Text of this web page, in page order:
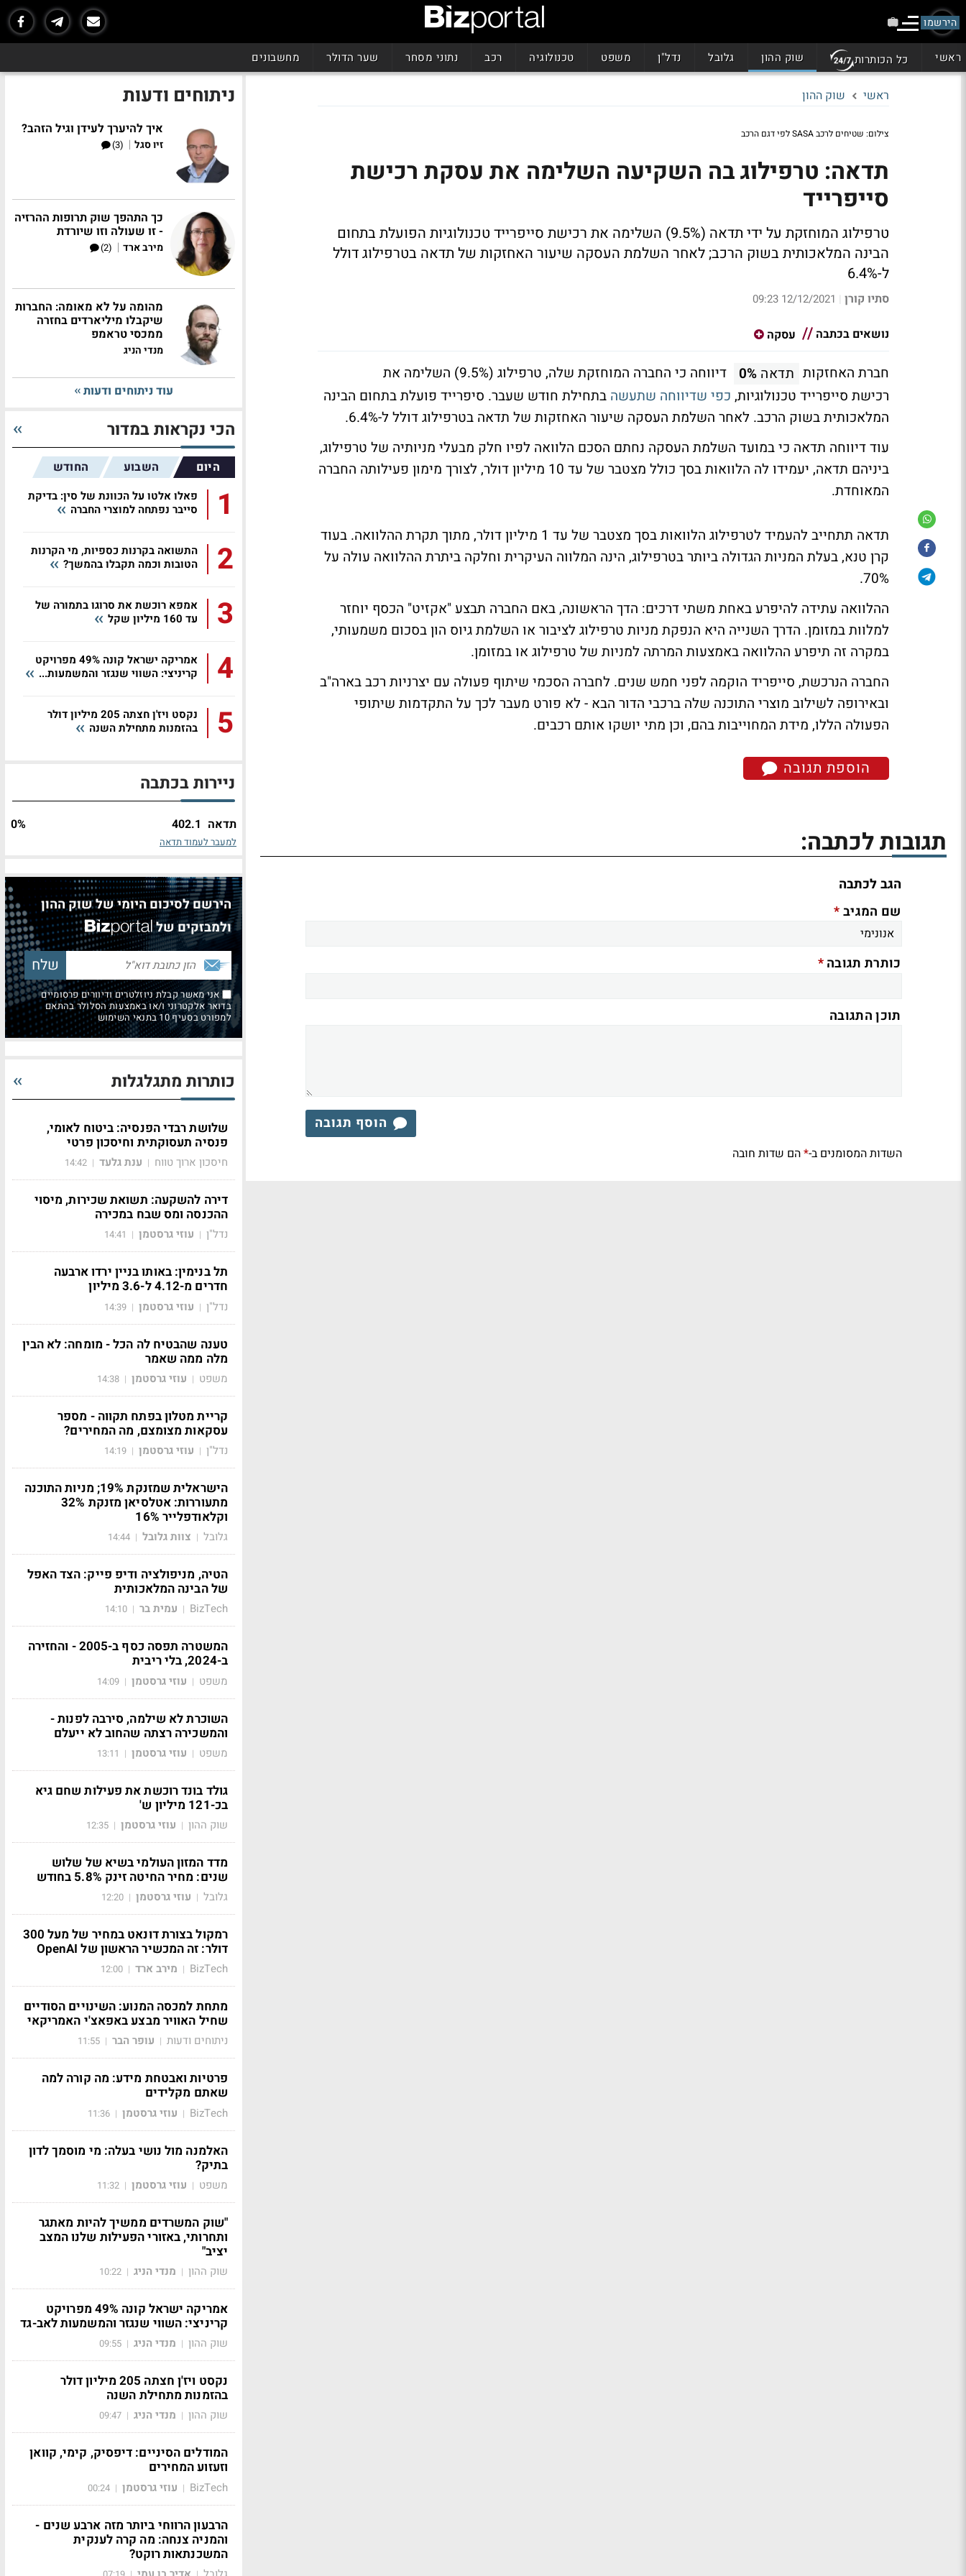
הירשמו
ראשי כל הכותרות שוק ההון גלובל נדל"ן משפט טכנולוגיה רכב נתוני מסחר שער הדולר מחשבונים
ראשי שוק ההון
צילום: שטיחים לרכב SASA לפי דגם הרכב
תדאה: טרפילוג בה השקיעה השלימה את עסקת רכישת
סייפרייד
טרפילוג המוחזקת על ידי תדאה (9.5%) השלימה את רכישת סייפרייד טכנולוגיות הפועלת בתחום
הבינה המלאכותית בשוק הרכב; לאחר השלמת העסקה שיעור האחזקות של תדאה בטרפילוג דולל
ל-6.4%
סתיו קורן |
12/12/2021 09:23
נושאים בכתבה עסקה
חברת האחזקות תדאה 0%
דיווחה כי החברה המוחזקת שלה, טרפילוג (9.5%) השלימה את
רכישת סייפרייד טכנולוגיות, כפי שדיווחה שתעשה בתחילת חודש שעבר. סיפרייד פועלת בתחום הבינה
המלאכותית בשוק הרכב. לאחר השלמת העסקה שיעור האחזקות של תדאה בטרפילוג דולל ל-6.4%.
עוד דיווחה תדאה כי במועד השלמת העסקה נחתם הסכם הלוואה לפיו חלק מבעלי מניותיה של טרפילוג,
ביניהם תדאה, יעמידו לה הלוואות בסך כולל מצטבר של עד 10 מיליון דולר, לצורך מימון פעילותה החברה
המאוחדת.
תדאה תתחייב להעמיד לטרפילוג הלוואות בסך מצטבר של עד 1 מיליון דולר, מתוך תקרת ההלוואה. בעוד
קרן טנא, בעלת המניות הגדולה ביותר בטרפילוג, הינה המלווה העיקרית וחלקה ביתרת ההלוואה עולה על
70%.
ההלוואה עתידה להיפרע באחת משתי דרכים: הדך הראשונה, באם החברה תבצע "אקזיט" הכסף יוחזר
למלוות במזומן. הדרך השנייה היא הנפקת מניות טרפילוג לציבור או השלמת גיוס הון בסכום משמעותי,
במקרה זה תיפרע ההלוואה באמצעות המרתה למניות של טרפילוג או במזומן.
החברה הנרכשת, סייפריד הוקמה לפני חמש שנים. לחברה הסכמי שיתוף פעולה עם יצרניות רכב בארה"ב
ובאירופה לשילוב מוצרי התוכנה שלה ברכבי הדור הבא - לא פורט מעבר לכך על התקדמות שיתופי
הפעולה הללו, מידת המחוייבות בהם, וכן מתי יושקו אותם רכבים.
הוספת תגובה
תגובות לכתבה:
הגב לכתבה
שם המגיב*
כותרת תגובה*
תוכן התגובה
הוסף תגובה
השדות המסומנים ב-*הם שדות חובה
ניתוחים ודעות
איך להיערך לעידן וגיל הזהב?
זיו סגל |
(3)
כך התהפך שוק תרופות ההרזיה
- זו שעולה וזו שיורדת
מירב ארד |
(2)
מהומה על לא מאומה: החברות
שיקבלו מיליארדים בחזרה
ממכסי טראמפ
מנדי הניג
עוד ניתוחים ודעות
הכי נקראות במדור
היום השבוע החודש
1
פאלו אלטו על הכוונת של סין: בדיקת
סייבר נפתחה למוצרי החברה
2
התשואה בקרנות כספיות, מי הקרנות
הטובות וכמה תקבלו בהמשך?
3
אמפא רוכשת את סרוגו בתמורה של
עד 160 מיליון שקל
4
אמריקה ישראל קונה 49% מפרויקט
קריניצי: השווי שנגזר והמשמעות...
5
נקסט ויז'ן חצתה 205 מיליון דולר
בהזמנות מתחילת השנה
ניירות בכתבה
תדאה 402.1
0%
למעבר לעמוד תדאה
הירשם לסיכום היומי של שוק ההון
ולמבזקים של
אני מאשר קבלת ניוזלטרים ודיוורים פרסומיים
בדואר אלקטרוני ו/או באמצעות הסלולר בהתאם
למפורט בסעיף 10 בתנאי השימוש
כותרות מתגלגלות
שלושת רבדי הפנסיה: ביטוח לאומי,
פנסיה תעסוקתית וחיסכון פרטי
חיסכון ארוך טווח | ענת גלעד |
14:42
דירה להשקעה: תשואת שכירות, מיסוי
ההכנסה ומס שבח במכירה
נדל"ן | עוזי גרסטמן |
14:41
תל בנימין: באותו בניין ירדו ארבעה
חדרים מ-4.12 ל-3.6 מיליון
נדל"ן | עוזי גרסטמן |
14:39
טענה שהבטיח לה הכל - מומחה: לא הבין
מלה ממה שאמר
משפט | עוזי גרסטמן |
14:38
קריית מטלון בפתח תקווה - מספר
עסקאות מצומצם, מה המחירים?
נדל"ן | עוזי גרסטמן |
14:19
הישראלית שמזנקת 19%; מניות התוכנה
מתעוררות: אטלסיאן מזנקת 32%
וקלאודפלייר 16%
גלובל | צוות גלובל |
14:44
הטיה, מניפולציה ודיפ פייק: הצד האפל
של הבינה המלאכותית
BizTech
| עמית בר |
14:10
המשטרה תפסה כסף ב-2005 - והחזירה
ב-2024, בלי ריבית
משפט | עוזי גרסטמן |
14:09
השוכרת לא שילמה, סירבה לפנות -
והמשכירה רצתה שהחוב לא ייעלם
משפט | עוזי גרסטמן |
13:11
גולד בונד רוכשת את פעילות שחם גיא
בכ-121 מיליון ש'
שוק ההון | עוזי גרסטמן |
12:35
מדד המזון העולמי בשיא של שלוש
שנים: מחיר החיטה זינק 5.8% בחודש
גלובל | עוזי גרסטמן |
12:20
רמקול בצורת דונאט במחיר של מעל 300
דולר: זה המכשיר הראשון של OpenAI
BizTech
| מירב ארד |
12:00
מתחת למכסה המנוע: השינויים הסודיים
שחיל האוויר מבצע באפאצ'י האמריקאי
ניתוחים ודעות | עופר הבר |
11:55
פרטיות ואבטחת מידע: מה קורה למה
שאתם מקלידים
BizTech
| עוזי גרסטמן |
11:36
האלמנה מול נושי בעלה: מי מוסמך לדון
בתיק?
משפט | עוזי גרסטמן |
11:32
"שוק המשרדים ממשיך להיות מאתגר
ותחרותי, באזורי הפעילות שלנו המצב
יציב"
שוק ההון | מנדי הניג |
10:22
אמריקה ישראל קונה 49% מפרויקט
קריניצי: השווי שנגזר והמשמעות לאב-גד
שוק ההון | מנדי הניג |
09:55
נקסט ויז'ן חצתה 205 מיליון דולר
בהזמנות מתחילת השנה
שוק ההון | מנדי הניג |
09:47
המודלים הסיניים: דיפסיק, קימי, קוואן
וזעזוע המחירים
BizTech
| עוזי גרסטמן |
00:24
הרבעון הרווחי ביותר מזה ארבע שנים -
והמניה צנחה: מה קרה לענקית
המשכנתאות רוקט?